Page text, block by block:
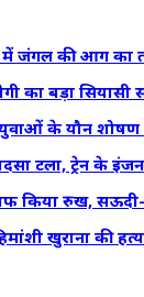
में जंगल की आग का
का बड़ा
युवाओं के यौन
टला, ट्रेन के
किया रुख,
खुराना की